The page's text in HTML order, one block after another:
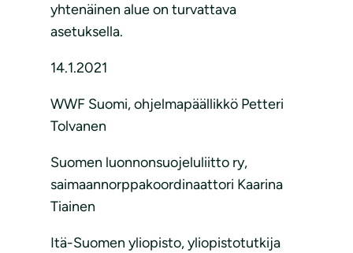
yhtenäinen alue on turvattava
asetuksella.
14.1.2021
WWF Suomi, ohjelmapäällikkö Petteri
Tolvanen
Suomen luonnonsuojeluliitto ry,
saimaannorppakoordinaattori Kaarina
Tiainen
Itä-Suomen yliopisto, yliopistotutkija